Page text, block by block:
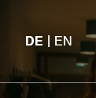
DE EN
DE EN